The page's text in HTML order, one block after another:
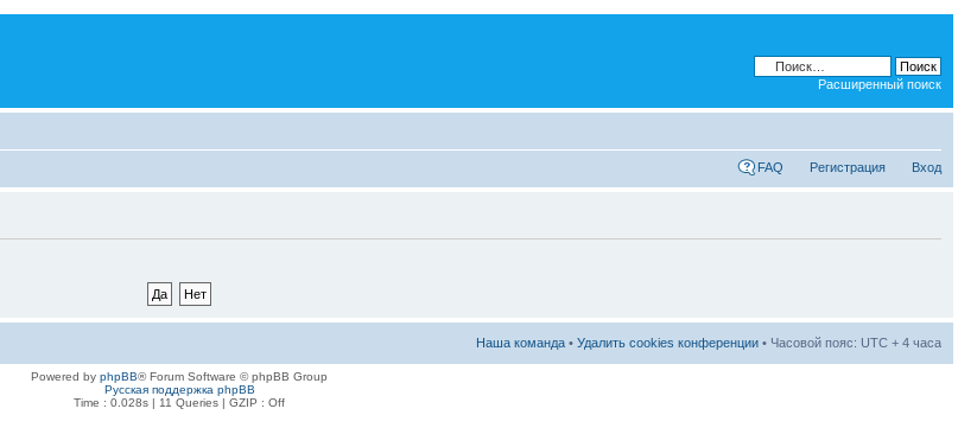
Расширенный поиск
FAQ Регистрация Вход
Наша команда • Удалить cookies конференции • Часовой пояс: UTC + 4 часа
Powered by phpBB® Forum Software © phpBB Group
Русская поддержка phpBB
Time : 0.028s | 11 Queries | GZIP : Off